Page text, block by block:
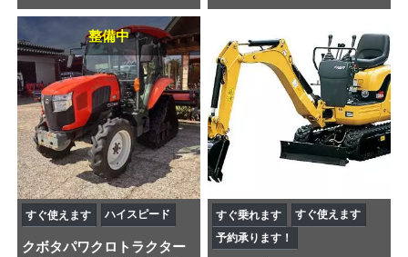
整備中
すぐ使えます ハイスピード
クボタパワクロトラクター
すぐ乗れます
すぐ使えます
予約承ります！